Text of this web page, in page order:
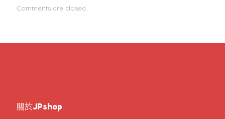
Comments are closed.
關於JPshop